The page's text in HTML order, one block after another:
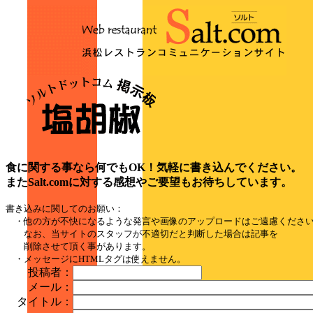
食に関する事なら何でもOK！気軽に書き込んでください。
またSalt.comに対する感想やご要望もお待ちしています。
書き込みに関してのお願い：
・他の方が不快になるような発言や画像のアップロードはご遠慮くださ
なお、当サイトのスタッフが不適切だと判断した場合は記事を
削除させて頂く事があります。
・メッセージにHTMLタグは使えません。
投稿者：
メール：
タイトル：